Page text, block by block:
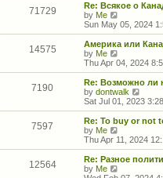
71729
Re: Всякое о
by Me
i
e
w
h
e
l
a
t
e
s
t
p
o
t
Sun May 05, 2024
14575
Америка или
by Me
i
e
w
t
h
e
l
t
s
t
p
Thu Apr 04, 2024
7190
Re: Возможно ли
by dontwalk
i
e
w
h
e
l
t
Sat Jul 01, 2023
7597
Re: To buy or not
by Me
i
e
w
Thu Apr 11, 2024
12564
Re: Разное
by Me